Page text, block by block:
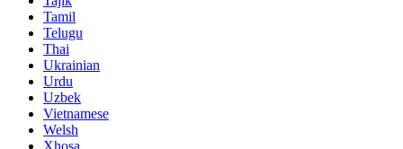
Tamil
Telugu
Thai
Ukrainian
Urdu
Uzbek
Vietnamese
Welsh
Xhosa